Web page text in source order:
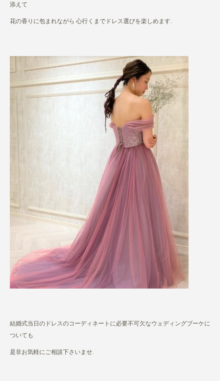
添えて
花の香りに包まれながら 心行くまでドレス選びを楽しめます.
結婚式当日のドレスのコーディネートに必要不可欠なウェディングブーケに
ついても
是非お気軽にご相談下さいませ.